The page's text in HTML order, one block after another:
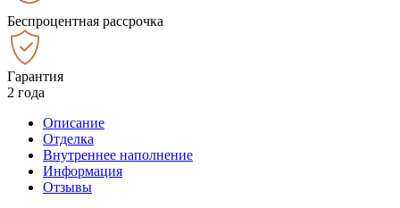
Беспроцентная рассрочка
Гарантия
2 года
Описание
Отделка
Внутреннее наполнение
Информация
Отзывы